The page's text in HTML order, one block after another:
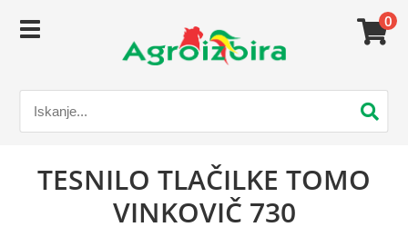
0
TESNILO TLAČILKE TOMO
VINKOVIČ 730